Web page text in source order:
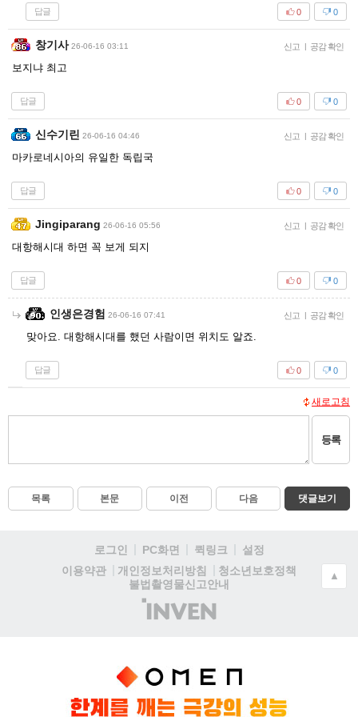
답글 0
0
창기사 26-06-16 03:11 신고 | 공감 확인
보지냐 최고
답글 0
0
신수기린 26-06-16 04:46 신고 | 공감 확인
마카로네시아의 유일한 독립국
답글 0
0
Jingiparang 26-06-16 05:56 신고 | 공감 확인
대항해시대 하면 꼭 보게 되지
답글 0
0
인생은경험 26-06-16 07:41 신고 | 공감 확인
맞아요. 대항해시대를 했던 사람이면 위치도 알죠.
답글 0
0
새로고침
등록
목록 본문 이전 다음 댓글보기
로그인 PC화면 퀵링크
설정
이용약관
개인정보처리방침
청소년보호정책
불법촬영물신고안내
(주)
인
▲